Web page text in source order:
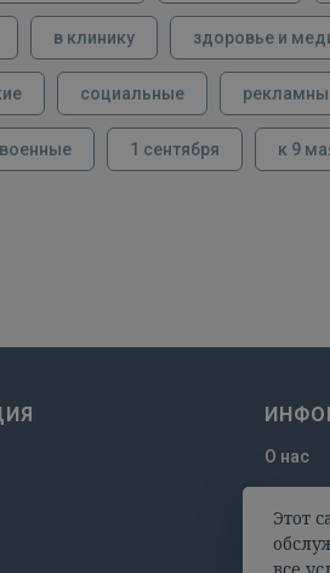
Этот
в клинику здоровье и
социальные
военные 1 сентября к 9
О нас